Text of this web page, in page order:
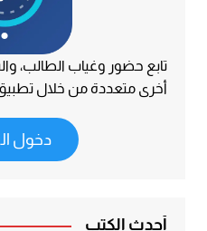
تابع حضور وغياب الطالب،
أخرى متعددة من خلال
دخول
أحدث الكتب